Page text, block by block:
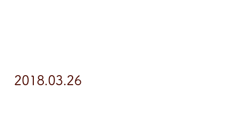
2018.03.26